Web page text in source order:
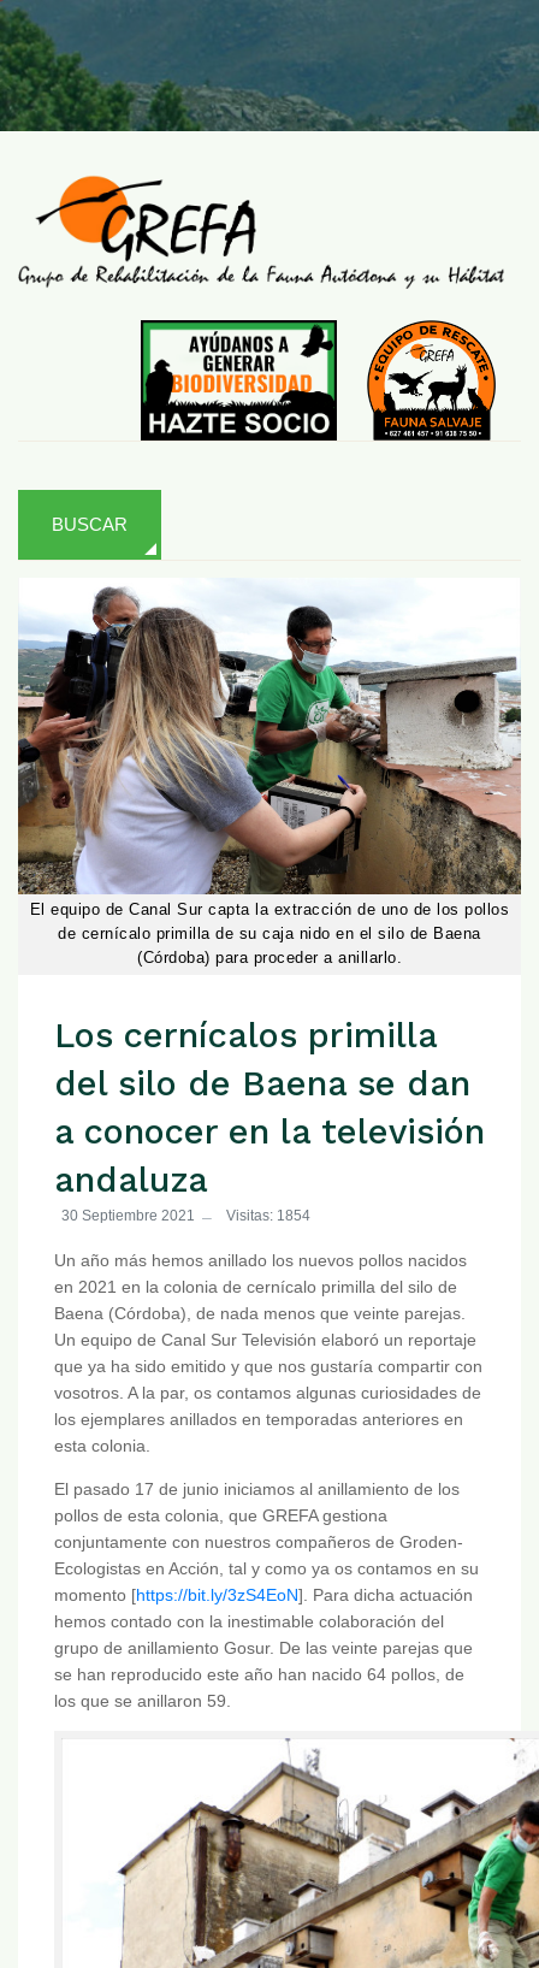
BUSCAR
El equipo de Canal Sur capta la extracción de uno de los pollos
de cernícalo primilla de su caja nido en el silo de Baena
(Córdoba) para proceder a anillarlo.
Los cernícalos primilla
del silo de Baena se dan
a conocer en la televisión
andaluza
30 Septiembre 2021 Visitas: 1854
Un año más hemos anillado los nuevos pollos nacidos
en 2021 en la colonia de cernícalo primilla del silo de
Baena (Córdoba), de nada menos que veinte parejas.
Un equipo de Canal Sur Televisión elaboró un reportaje
que ya ha sido emitido y que nos gustaría compartir con
vosotros. A la par, os contamos algunas curiosidades de
los ejemplares anillados en temporadas anteriores en
esta colonia.
El pasado 17 de junio iniciamos al anillamiento de los
pollos de esta colonia, que GREFA gestiona
conjuntamente con nuestros compañeros de Groden-
Ecologistas en Acción, tal y como ya os contamos en su
momento [https://bit.ly/3zS4EoN]. Para dicha actuación
hemos contado con la inestimable colaboración del
grupo de anillamiento Gosur. De las veinte parejas que
se han reproducido este año han nacido 64 pollos, de
los que se anillaron 59.